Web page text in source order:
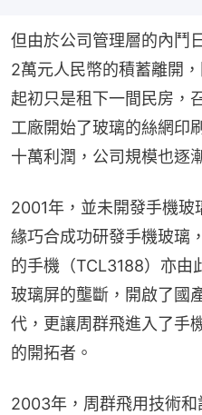
但由於公司管理層的內鬥
2萬元人民幣的積蓄離開
起初只是租下一間民房，
工廠開始了玻璃的絲網印
十萬利潤，公司規模也逐
2001年，並未開發手機
緣巧合成功研發手機玻璃
的手機（TCL3188）亦由
玻璃屏的壟斷，開啟了國
代，更讓周群飛進入了手
的開拓者。
2003年，周群飛用技術